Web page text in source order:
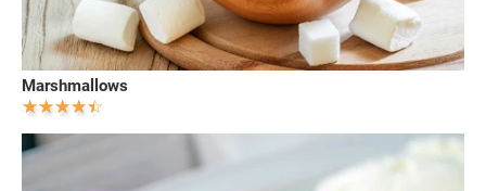
Marshmallows